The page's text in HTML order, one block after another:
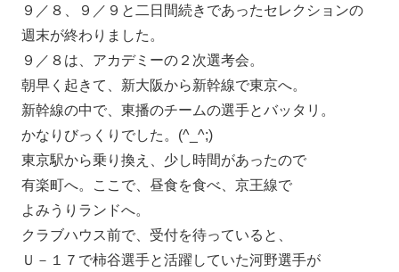
９／８、９／９と二日間続きであったセレクションの
週末が終わりました。
９／８は、アカデミーの２次選考会。
朝早く起きて、新大阪から新幹線で東京へ。
新幹線の中で、東播のチームの選手とバッタリ。
かなりびっくりでした。(^_^;)
東京駅から乗り換え、少し時間があったので
有楽町へ。ここで、昼食を食べ、京王線で
よみうりランドへ。
クラブハウス前で、受付を待っていると、
Ｕ－１７で柿谷選手と活躍していた河野選手が